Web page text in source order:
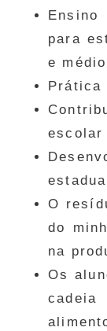
para
e médio
Prática
escolar
O
do
na
Os